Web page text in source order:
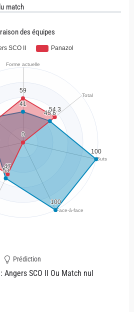
match
des équipes
Prédiction
Angers SCO II Ou Match nul